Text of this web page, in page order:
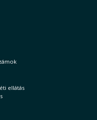
ellátás